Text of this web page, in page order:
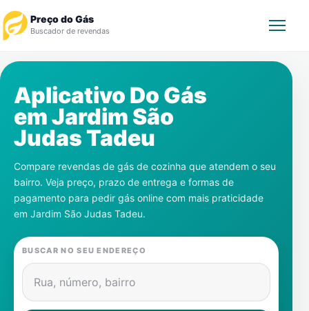
Preço do Gás
Buscador de revendas
Revendedor
Notícias
Cadastre-se
Gás
Contatos
Aplicativo Do Gás
emJardim São
Judas Tadeu
Compare revendas de gás de cozinha que atendem o seu
bairro. Veja preço, prazo de entrega e formas de
pagamento para pedir gás online com mais praticidade
em Jardim São Judas Tadeu.
BUSCAR NO SEU ENDEREÇO
Rua, número, bairro